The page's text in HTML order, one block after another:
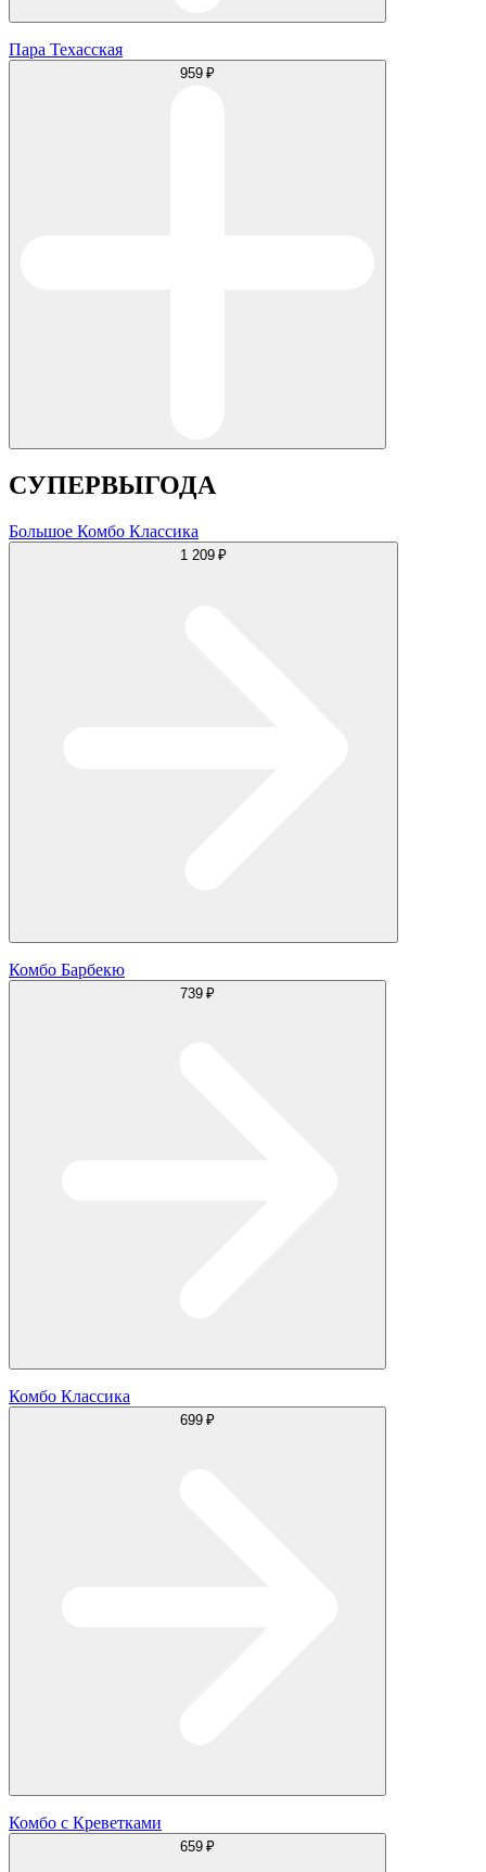
Пара Техасская
959 ₽
СУПЕРВЫГОДА
Большое Комбо Классика
1 209 ₽
Комбо Барбекю
739 ₽
Комбо Классика
699 ₽
Комбо с Креветками
659 ₽